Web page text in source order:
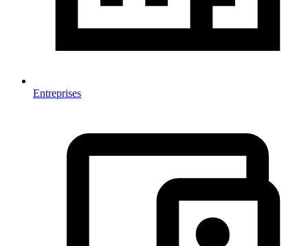
Entreprises